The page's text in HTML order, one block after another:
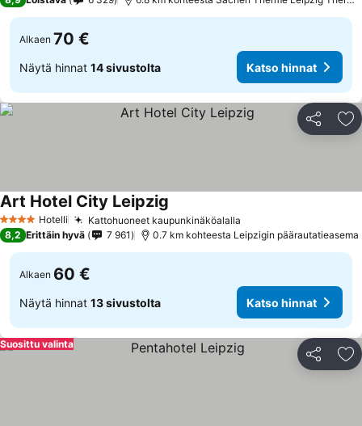
Alkaen 70 €
Näytä hinnat 14 sivustolta Katso hinnat
Jaa
4 Tähtiluokitus
Hotelli Kattohuoneet kaupunkinäköalalla
Art Hotel City Leipzig
8,2 Erittäin hyvä 7 961 0.7 km kohteesta Leipzigin päärautatieasema
Alkaen 60 €
Näytä hinnat 13 sivustolta Katso hinnat
Jaa
Suosittu valinta